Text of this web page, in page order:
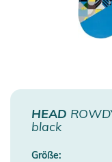
HEAD
black
Größe: